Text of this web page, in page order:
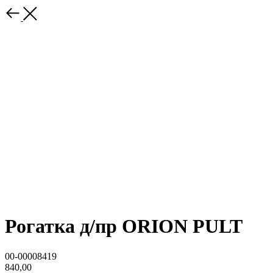
Рогатка д/пр ORION PULT
00-00008419
840,00